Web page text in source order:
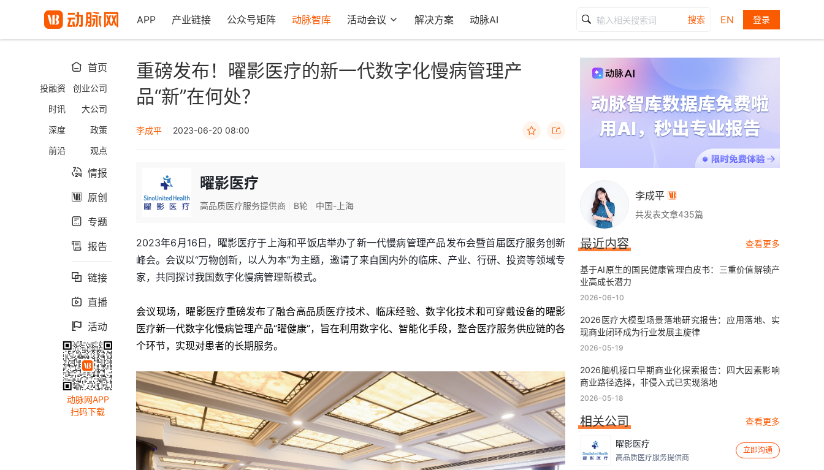
APP 产业链接 公众号矩阵 动脉智库 活动会议 解决方案 动脉AI 搜索 EN 登录
 首页
投融资
创业公司
时讯
大公司
深度
政策
前沿
观点
 情报
 原创
 专题
 报告
 链接
 直播
 活动
动脉网APP
扫码下载
重磅发布！曜影医疗的新一代数字化慢病管理产
品“新”在何处？
李成平 2023-06-20 08:00  
曜影医疗
高品质医疗服务提供商 B轮 中国-上海
2023年6月16日，曜影医疗于上海和平饭店举办了新一代慢病管理产品发布会暨首届医疗服务创新
峰会。会议以“万物创新，以人为本”为主题，邀请了来自国内外的临床、产业、行研、投资等领域专
家，共同探讨我国数字化慢病管理新模式。
会议现场，曜影医疗重磅发布了融合高品质医疗技术、临床经验、数字化技术和可穿戴设备的曜影
医疗新一代数字化慢病管理产品“曜健康”，旨在利用数字化、智能化手段，整合医疗服务供应链的各
个环节，实现对患者的长期服务。
李成平 
共发表文章435篇
最近内容 查看更多
基于AI原生的国民健康管理白皮书：三重价值解锁产
业高成长潜力
2026-06-10
2026医疗大模型场景落地研究报告：应用落地、实
现商业闭环成为行业发展主旋律
2026-05-19
2026脑机接口早期商业化探索报告：四大因素影响
商业路径选择，非侵入式已实现落地
2026-05-18
相关公司 查看更多
曜影医疗
高品质医疗服务提供商
立即沟通